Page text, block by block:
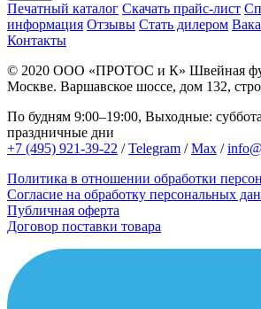
Печатный каталог Скачать прайс-лист
информация Отзывы Стать дилером
Контакты
© 2020 ООО «ПРОТОС и К» Швейная
Москве. Варшавское шоссе, дом 132,
По будням 9:00–19:00, Выходные:
праздничные дни
+7 (495) 921-39-22 /Telegram /Max /
Политика в отношении обработки
Согласие на обработку персональных
Публичная оферта
Договор поставки товара